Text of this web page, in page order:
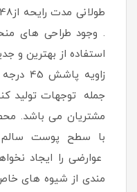
. وجود طراحی های
استفاده از بهترین و
جمله توجهات تولید
مشتریان می باشد.
با سطح پوست
عوارضی را ایجاد
مندی از شیوه های